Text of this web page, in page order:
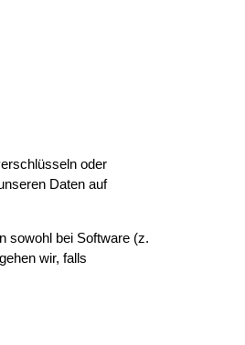
oder
Daten auf
sowohl bei Software (z.
wir, falls